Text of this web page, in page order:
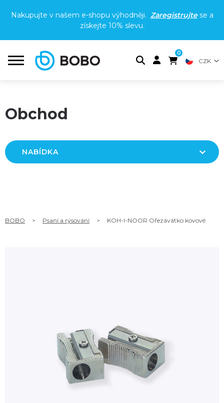
Nakupujte v našem e-shopu výhodněji. Zaregistrujtese a
získejte 10% slevu.
0
CZK
Obchod
NABÍDKA
BOBO > Psaní a rýsování > KOH-I-NOOR Ořezávátko kovové